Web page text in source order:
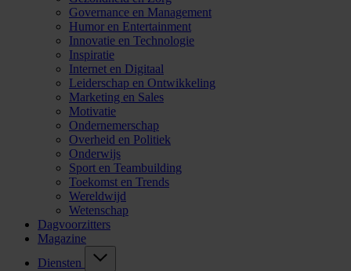
Governance en Management
Humor en Entertainment
Innovatie en Technologie
Inspiratie
Internet en Digitaal
Leiderschap en Ontwikkeling
Marketing en Sales
Motivatie
Ondernemerschap
Overheid en Politiek
Onderwijs
Sport en Teambuilding
Toekomst en Trends
Wereldwijd
Wetenschap
Dagvoorzitters
Magazine
Diensten